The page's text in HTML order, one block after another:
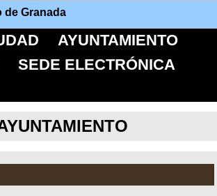
de Granada
AYUNTAMIENTO
SEDE ELECTRÓNICA